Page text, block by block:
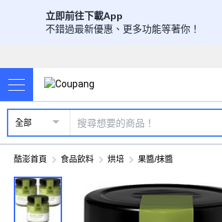
立即前往下載App
不錯過最新優惠、更多功能等著你！
全部
酷澎首頁 食品飲料 烘培 果醬/抹醬